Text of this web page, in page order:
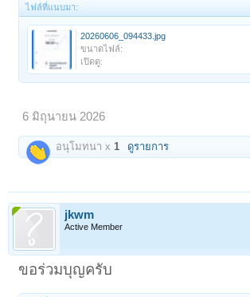
ไฟล์ที่แนบมา:
20260606_094433.jpg
ขนาดไฟล์:
เปิดดู:
6 มิถุนายน 2026
อนุโมทนา x1 ดูรายการ
jkwm
Active Member
ขอร่วมบุญครับ